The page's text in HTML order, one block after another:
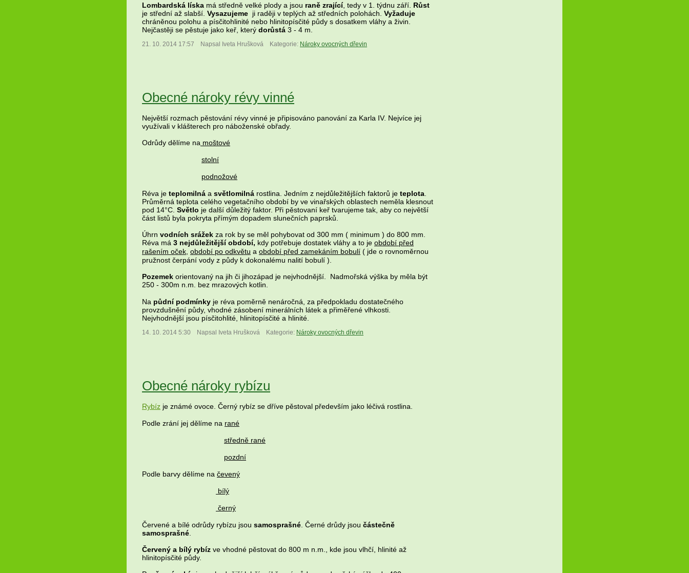
Lombardská líska má středně velké plody a jsou raně zrající, tedy v 1. týdnu září. Růst
je střední až slabší. Vysazujeme ji raději v teplých až středních polohách. Vyžaduje
chráněnou polohu a písčitohlinité nebo hlinitopísčité půdy s dosatkem vláhy a živin.
Nejčastěji se pěstuje jako keř, který dorůstá 3 - 4 m.
21. 10. 2014 17:57 Napsal Iveta Hrušková Kategorie: Nároky ovocných dřevin
Obecné nároky révy vinné
Největší rozmach pěstování révy vinné je připisováno panování za Karla IV. Nejvíce jej
využívali v klášterech pro náboženské obřady.
Odrůdy dělíme na moštové
stolní
podnožové
Réva je teplomilná a světlomilná rostlina. Jedním z nejdůležitějších faktorů je teplota.
Průměrná teplota celého vegetačního období by ve vinařských oblastech neměla klesnout
pod 14°C. Světlo je další důležitý faktor. Při pěstovaní keř tvarujeme tak, aby co největší
část listů byla pokryta přímým dopadem slunečních paprsků.
Úhrn vodních srážek za rok by se měl pohybovat od 300 mm ( minimum ) do 800 mm.
Réva má 3 nejdůležitější období, kdy potřebuje dostatek vláhy a to je období před
rašením oček, období po odkvětu a období před zamekáním bobulí ( jde o rovnoměrnou
pružnost čerpání vody z půdy k dokonalému nalití bobulí ).
Pozemek orientovaný na jih či jihozápad je nejvhodnější. Nadmořská výška by měla být
250 - 300m n.m. bez mrazových kotlin.
Na půdní podmínky je réva poměrně nenáročná, za předpokladu dostatečného
provzdušnění půdy, vhodné zásobení minerálních látek a přiměřené vlhkosti.
Nejvhodnější jsou písčitohlité, hlinitopísčité a hlinité.
14. 10. 2014 5:30 Napsal Iveta Hrušková Kategorie: Nároky ovocných dřevin
Obecné nároky rybízu
Rybíz je známé ovoce. Černý rybíz se dříve pěstoval především jako léčivá rostlina.
Podle zrání jej dělíme na rané
středně rané
pozdní
Podle barvy dělíme na čevený
bílý
černý
Červené a bílé odrůdy rybízu jsou samosprašné. Černé drůdy jsou částečně
samosprašné.
Červený a bílý rybíz ve vhodné pěstovat do 800 m n.m., kde jsou vlhčí, hlinité až
hlinitopísčité půdy.